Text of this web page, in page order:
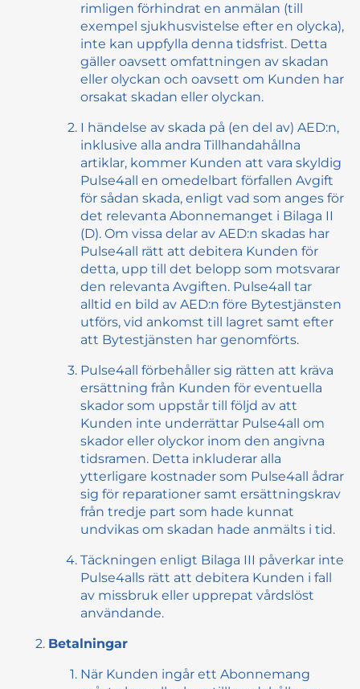
rimligen förhindrat en anmälan (till
exempel sjukhusvistelse efter en olycka),
inte kan uppfylla denna tidsfrist. Detta
gäller oavsett omfattningen av skadan
eller olyckan och oavsett om Kunden har
orsakat skadan eller olyckan.
I händelse av skada på (en del av) AED:n,
inklusive alla andra Tillhandahållna
artiklar, kommer Kunden att vara skyldig
Pulse4all en omedelbart förfallen Avgift
för sådan skada, enligt vad som anges för
det relevanta Abonnemanget i Bilaga II
(D). Om vissa delar av AED:n skadas har
Pulse4all rätt att debitera Kunden för
detta, upp till det belopp som motsvarar
den relevanta Avgiften. Pulse4all tar
alltid en bild av AED:n före Bytestjänsten
utförs, vid ankomst till lagret samt efter
att Bytestjänsten har genomförts.
Pulse4all förbehåller sig rätten att kräva
ersättning från Kunden för eventuella
skador som uppstår till följd av att
Kunden inte underrättar Pulse4all om
skador eller olyckor inom den angivna
tidsramen. Detta inkluderar alla
ytterligare kostnader som Pulse4all ådrar
sig för reparationer samt ersättningskrav
från tredje part som hade kunnat
undvikas om skadan hade anmälts i tid.
Täckningen enligt Bilaga III påverkar inte
Pulse4alls rätt att debitera Kunden i fall
av missbruk eller upprepat vårdslöst
användande.
Betalningar
När Kunden ingår ett Abonnemang